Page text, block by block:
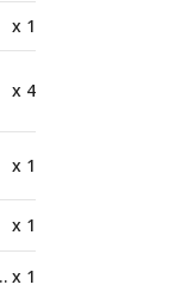
x 1
x 4
x 1
x 1
x 1